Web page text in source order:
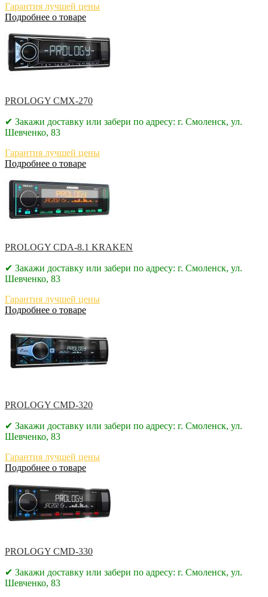
Гарантия лучшей цены
Подробнее о товаре
PROLOGY CMX-270
✔ Закажи доставку или забери по адресу: г. Смоленск, ул.
Шевченко, 83
Гарантия лучшей цены
Подробнее о товаре
PROLOGY CDA-8.1 KRAKEN
✔ Закажи доставку или забери по адресу: г. Смоленск, ул.
Шевченко, 83
Гарантия лучшей цены
Подробнее о товаре
PROLOGY CMD-320
✔ Закажи доставку или забери по адресу: г. Смоленск, ул.
Шевченко, 83
Гарантия лучшей цены
Подробнее о товаре
PROLOGY CMD-330
✔ Закажи доставку или забери по адресу: г. Смоленск, ул.
Шевченко, 83